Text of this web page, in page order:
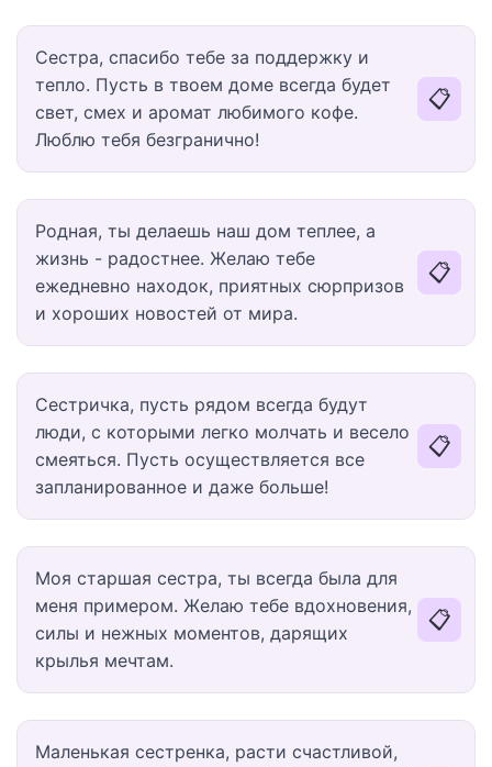
Сестра, спасибо тебе за поддержку и
тепло. Пусть в твоем доме всегда будет
свет, смех и аромат любимого кофе.
Люблю тебя безгранично!
📋
Родная, ты делаешь наш дом теплее, а
жизнь - радостнее. Желаю тебе
ежедневно находок, приятных сюрпризов
и хороших новостей от мира.
📋
Сестричка, пусть рядом всегда будут
люди, с которыми легко молчать и весело
смеяться. Пусть осуществляется все
запланированное и даже больше!
📋
Моя старшая сестра, ты всегда была для
меня примером. Желаю тебе вдохновения,
силы и нежных моментов, дарящих
крылья мечтам.
📋
Маленькая сестренка, расти счастливой,